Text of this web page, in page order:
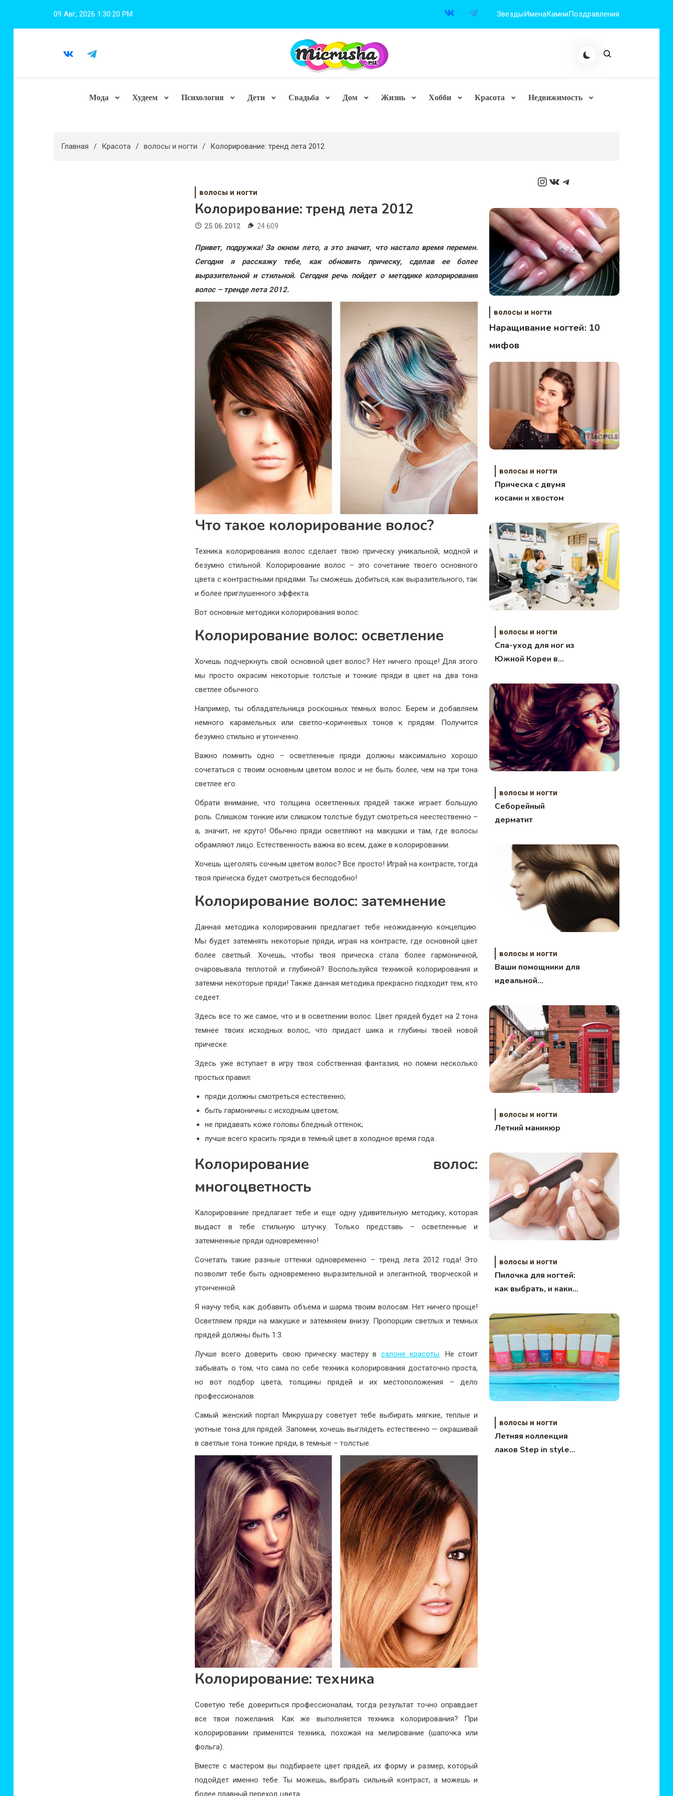
09 Авг, 2026 1:30:21 PM ЗвездыИменаКамниПоздравления
Мода Худеем Психология Дети Свадьба Дом Жизнь Хобби Красота Недвижимость
Главная Красота волосы и ногти Колорирование: тренд лета 2012
волосы и ногти
Колорирование: тренд лета 2012
25.06.2012 24 609
Привет, подружка! За окном лето, а это значит, что настало время перемен.
Сегодня я расскажу тебе, как обновить прическу, сделав ее более
выразительной и стильной. Сегодня речь пойдет о методике колорирования
волос – тренде лета 2012.
Что такое колорирование волос?
Техника колорирования волос сделает твою прическу уникальной, модной и
безумно стильной. Колорирование волос – это сочетание твоего основного
цвета с контрастными прядями. Ты сможешь добиться, как выразительного, так
и более приглушенного эффекта.
Вот основные методики колорирования волос:
Колорирование волос: осветление
Хочешь подчеркнуть свой основной цвет волос? Нет ничего проще! Для этого
мы просто окрасим некоторые толстые и тонкие пряди в цвет на два тона
светлее обычного.
Например, ты обладательница роскошных темных волос. Берем и добавляем
немного карамельных или светло-коричневых тонов к прядям. Получится
безумно стильно и утонченно.
Важно помнить одно – осветленные пряди должны максимально хорошо
сочетаться с твоим основным цветом волос и не быть более, чем на три тона
светлее его.
Обрати внимание, что толщина осветленных прядей также играет большую
роль. Слишком тонкие или слишком толстые будут смотреться неестественно –
а, значит, не круто! Обычно пряди осветляют на макушки и там, где волосы
обрамляют лицо. Естественность важна во всем, даже в колорировании.
Хочешь щеголять сочным цветом волос? Все просто! Играй на контрасте, тогда
твоя прическа будет смотреться бесподобно!
Колорирование волос: затемнение
Данная методика колорирования предлагает тебе неожиданную концепцию.
Мы будет затемнять некоторые пряди, играя на контрасте, где основной цвет
более светлый. Хочешь, чтобы твоя прическа стала более гармоничной,
очаровывала теплотой и глубиной? Воспользуйся техникой колорирования и
затемни некоторые пряди! Также данная методика прекрасно подходит тем, кто
седеет.
Здесь все то же самое, что и в осветлении волос. Цвет прядей будет на 2 тона
темнее твоих исходных волос, что придаст шика и глубины твоей новой
прическе.
Здесь уже вступает в игру твоя собственная фантазия, но помни несколько
простых правил:
пряди должны смотреться естественно;
быть гармоничны с исходным цветом;
не придавать коже головы бледный оттенок;
лучше всего красить пряди в темный цвет в холодное время года.
Колорирование волос:
многоцветность
Калорирование предлагает тебе и еще одну удивительную методику, которая
выдаст в тебе стильную штучку. Только представь – осветленные и
затемненные пряди одновременно!
Сочетать такие разные оттенки одновременно – тренд лета 2012 года! Это
позволит тебе быть одновременно выразительной и элегантной, творческой и
утонченной.
Я научу тебя, как добавить объема и шарма твоим волосам. Нет ничего проще!
Осветляем пряди на макушке и затемняем внизу. Пропорции светлых и темных
прядей должны быть 1:3.
Лучше всего доверить свою прическу мастеру в салоне красоты. Не стоит
забывать о том, что сама по себе техника колорирования достаточно проста,
но вот подбор цвета, толщины прядей и их местоположения – дело
профессионалов.
Самый женский портал Микруша.ру советует тебе выбирать мягкие, теплые и
уютные тона для прядей. Запомни, хочешь выглядеть естественно — окрашивай
в светлые тона тонкие пряди, в темные – толстые.
Колорирование: техника
Советую тебе довериться профессионалам, тогда результат точно оправдает
все твои пожелания. Как же выполняется техника колорирования? При
колорировании применятся техника, похожая на мелирование (шапочка или
фольга).
Вместе с мастером вы подбираете цвет прядей, их форму и размер, который
подойдет именно тебе. Ты можешь, выбрать сильный контраст, а можешь и
более плавный переход цвета.
Instagram
ВКонтакте
Telegram
волосы и ногти
Наращивание ногтей: 10
мифов
волосы и ногти
Прическа с двумя
косами и хвостом
волосы и ногти
Спа-уход для ног из
Южной Кореи в
волосы и ногти
Себорейный
дерматит
волосы и ногти
Ваши помощники для
идеальной
Подборка.
волосы и ногти
Летний маникюр
волосы и ногти
Пилочка для ногтей:
как выбрать, и какие
волосы и ногти
Летняя коллекция
лаков Step in style